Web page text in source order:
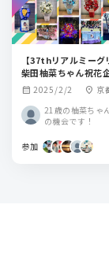
【37thリアルミーグ
柴田柚菜ちゃん祝花
calendar_month 2025/2/2 location_on 京
21歳の柚菜ちゃ
の機会です！
参加